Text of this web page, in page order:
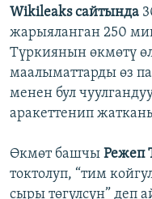
Wikileaks сайтында
жарыяланган 250
Түркиянын өкмөтү
маалыматтарды өз
менен бул
аракеттенип
Өкмөт башчы Режеп
токтолуп, “тим
сыры төгүлсүн” деп